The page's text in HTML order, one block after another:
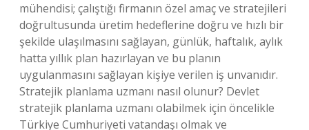
mühendisi; çalıştığı firmanın özel amaç ve stratejileri
doğrultusunda üretim hedeflerine doğru ve hızlı bir
şekilde ulaşılmasını sağlayan, günlük, haftalık, aylık
hatta yıllık plan hazırlayan ve bu planın
uygulanmasını sağlayan kişiye verilen iş unvanıdır.
Stratejik planlama uzmanı nasıl olunur? Devlet
stratejik planlama uzmanı olabilmek için öncelikle
Türkiye Cumhuriyeti vatandaşı olmak ve